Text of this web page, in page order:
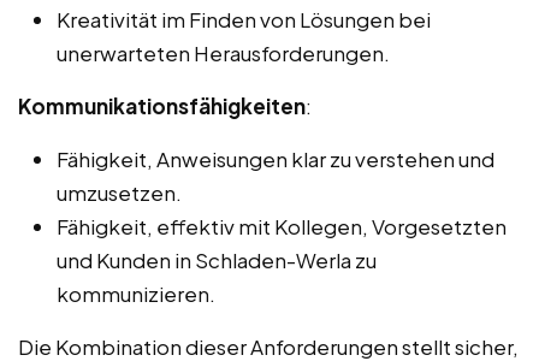
Kreativität im Finden von Lösungen bei
unerwarteten Herausforderungen.
Kommunikationsfähigkeiten:
Fähigkeit, Anweisungen klar zu verstehen und
umzusetzen.
Fähigkeit, effektiv mit Kollegen, Vorgesetzten
und Kunden in Schladen-Werla zu
kommunizieren.
Die Kombination dieser Anforderungen stellt sicher,